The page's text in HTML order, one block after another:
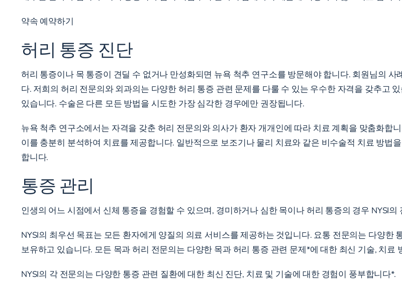
약속 예약하기
허리 통증 진단
허리 통증이나 목 통증이 견딜 수 없거나 만성화되면 뉴욕 척추 연구소를 방문해야 합니다. 회원님의
다. 저희의 허리 전문의와 외과의는 다양한 허리 통증 관련 문제를 다룰 수 있는 우수한 자격을 갖추고
있습니다. 수술은 다른 모든 방법을 시도한 가장 심각한 경우에만 권장됩니다.
뉴욕 척추 연구소에서는 자격을 갖춘 허리 전문의와 의사가 환자 개개인에 따라 치료 계획을 맞춤화합
이를 충분히 분석하여 치료를 제공합니다. 일반적으로 보조기나 물리 치료와 같은 비수술적 치료 방법
합니다.
통증 관리
인생의 어느 시점에서 신체 통증을 경험할 수 있으며, 경미하거나 심한 목이나 허리 통증의 경우 NYSI
NYSI의 최우선 목표는 모든 환자에게 양질의 의료 서비스를 제공하는 것입니다. 요통 전문의는 다양한
보유하고 있습니다. 모든 목과 허리 전문의는 다양한 목과 허리 통증 관련 문제*에 대한 최신 기술, 치료
NYSI의 각 전문의는 다양한 통증 관련 질환에 대한 최신 진단, 치료 및 기술에 대한 경험이 풍부합니다*.